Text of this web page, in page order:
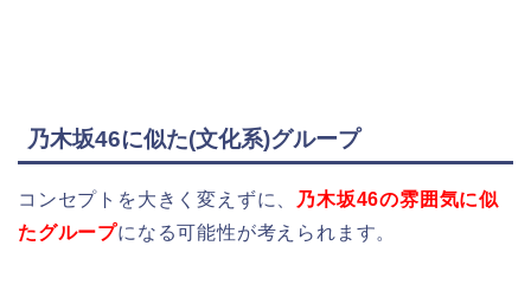
乃木坂46に似た(文化系)グループ
コンセプトを大きく変えずに、
乃木坂46の雰囲気に似
たグループになる可能性が考えられます。